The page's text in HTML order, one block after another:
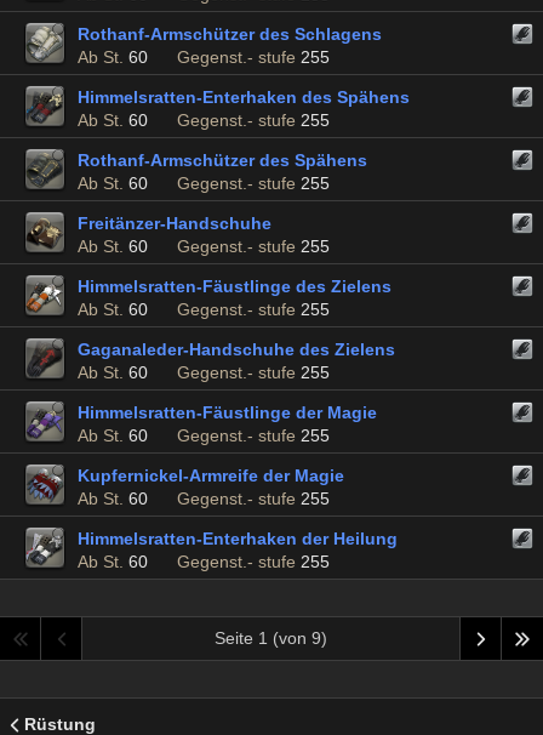
Rothanf-Armschützer des Schlagens
Ab St. 60 Gegenst.- stufe 255
Himmelsratten-Enterhaken des Spähens
Ab St. 60 Gegenst.- stufe 255
Rothanf-Armschützer des Spähens
Ab St. 60 Gegenst.- stufe 255
Freitänzer-Handschuhe
Ab St. 60 Gegenst.- stufe 255
Himmelsratten-Fäustlinge des Zielens
Ab St. 60 Gegenst.- stufe 255
Gaganaleder-Handschuhe des Zielens
Ab St. 60 Gegenst.- stufe 255
Himmelsratten-Fäustlinge der Magie
Ab St. 60 Gegenst.- stufe 255
Kupfernickel-Armreife der Magie
Ab St. 60 Gegenst.- stufe 255
Himmelsratten-Enterhaken der Heilung
Ab St. 60 Gegenst.- stufe 255
Seite 1 (von 9)
Rüstung